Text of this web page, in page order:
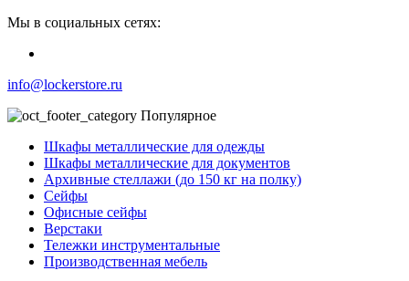
Мы в социальных сетях:
info@lockerstore.ru
Популярное
Шкафы металлические для одежды
Шкафы металлические для документов
Архивные стеллажи (до 150 кг на полку)
Сейфы
Офисные сейфы
Верстаки
Тележки инструментальные
Производственная мебель